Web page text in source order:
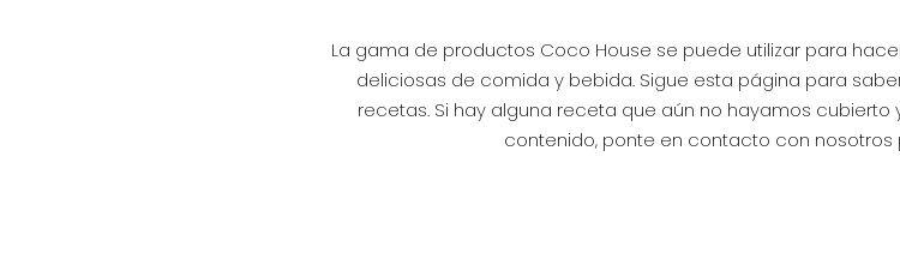
La gama de productos Coco House se puede utilizar para
deliciosas de comida y bebida. Sigue esta página para
recetas. Si hay alguna receta que aún no hayamos
contenido, ponte en contacto con nosotros